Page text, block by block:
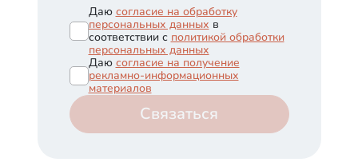
Даю согласие на обработку
персональных данных в
соответствии с политикой обработки
персональных данных
Даю согласие на получение
рекламно-информационных
материалов
Связаться